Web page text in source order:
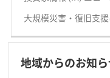
大規模災害・復旧支
地域からのお知